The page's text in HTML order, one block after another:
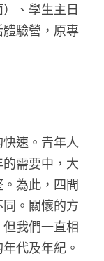
、學生主日
驗營，原專
速。青年人
需要中，大
為此，四間
。關懷的方
我們一直相
代及年紀。